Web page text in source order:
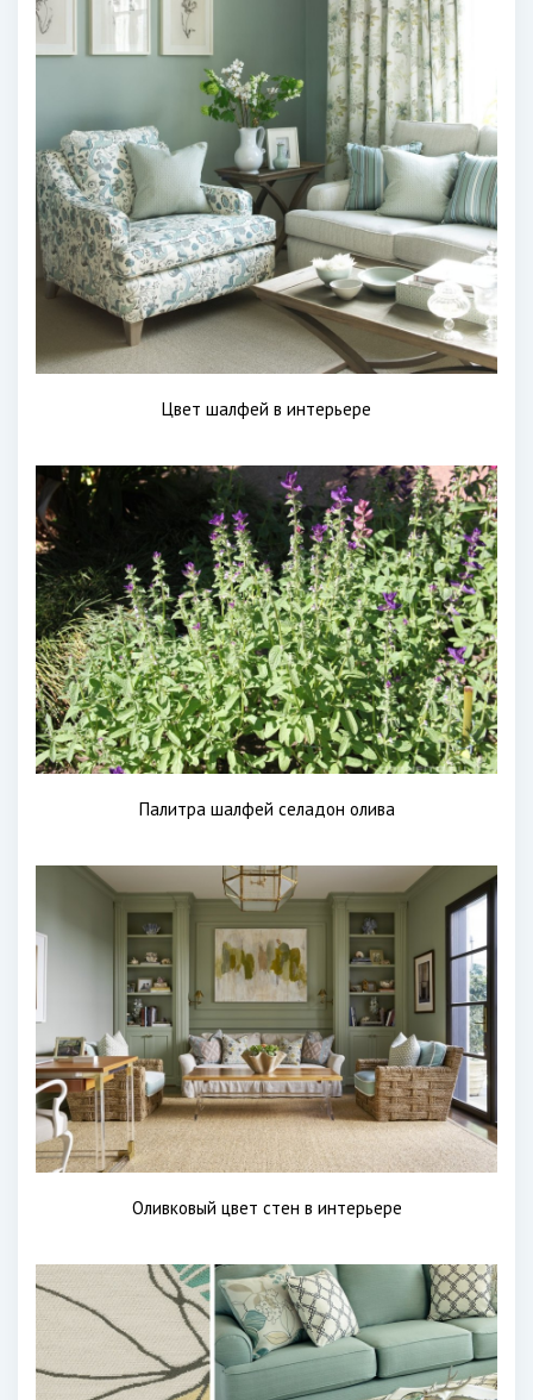
Цвет шалфей в интерьере
Палитра шалфей селадон олива
Оливковый цвет стен в интерьере